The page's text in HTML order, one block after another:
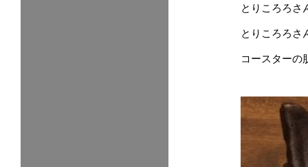
とりころろさ
とりころろさ
コースターの